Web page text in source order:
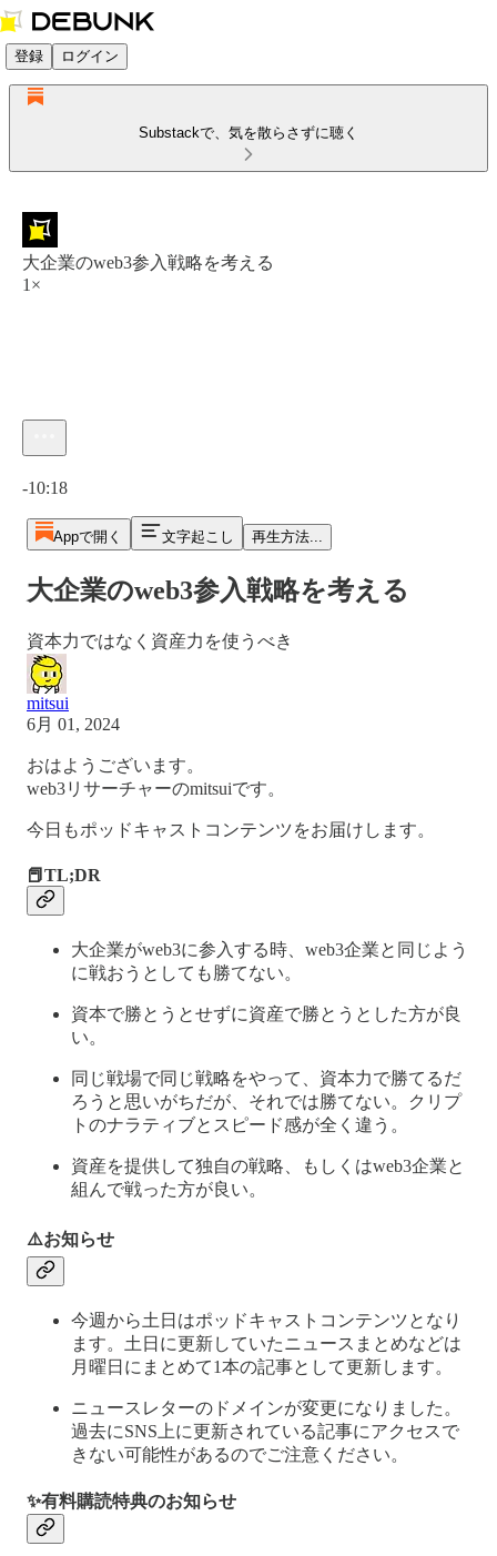
登録 ログイン
Substackで、気を散らさずに聴く
大企業のweb3参入戦略を考える
1×
-10:18
Appで開く 文字起こし 再生方法...
大企業のweb3参入戦略を考える
資本力ではなく資産力を使うべき
mitsui
6月 01, 2024
おはようございます。
web3リサーチャーのmitsuiです。
今日もポッドキャストコンテンツをお届けします。
📕TL;DR
大企業がweb3に参入する時、web3企業と同じよう
に戦おうとしても勝てない。
資本で勝とうとせずに資産で勝とうとした方が良
い。
同じ戦場で同じ戦略をやって、資本力で勝てるだ
ろうと思いがちだが、それでは勝てない。クリプ
トのナラティブとスピード感が全く違う。
資産を提供して独自の戦略、もしくはweb3企業と
組んで戦った方が良い。
⚠️お知らせ
今週から土日はポッドキャストコンテンツとなり
ます。土日に更新していたニュースまとめなどは
月曜日にまとめて1本の記事として更新します。
ニュースレターのドメインが変更になりました。
過去にSNS上に更新されている記事にアクセスで
きない可能性があるのでご注意ください。
✨有料購読特典のお知らせ